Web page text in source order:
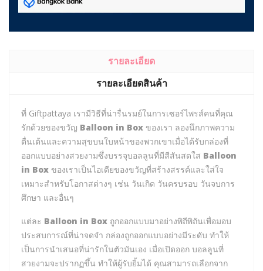
รายละเอียด
รายละเอียดสินค้า
ที่ Giftpattaya เรามีวิธีที่น่ารื่นรมย์ในการเซอร์ไพรส์คนที่คุณ
รักด้วยของขวัญ Balloon in Box ของเรา ลองนึกภาพความ
ตื่นเต้นและความสุขบนใบหน้าของพวกเขาเมื่อได้รับกล่องที่
ออกแบบอย่างสวยงามซึ่งบรรจุบอลลูนที่มีสีสันสดใส Balloon
in Box ของเราเป็นไอเดียของขวัญที่สร้างสรรค์และใส่ใจ
เหมาะสำหรับโอกาสต่างๆ เช่น วันเกิด วันครบรอบ วันจบการ
ศึกษา และอื่นๆ
แต่ละ Balloon in Box ถูกออกแบบมาอย่างพิถีพิถันเพื่อมอบ
ประสบการณ์ที่น่าจดจำ กล่องถูกออกแบบอย่างมีระดับ ทำให้
เป็นการนำเสนอที่น่ารักในตัวมันเอง เมื่อเปิดออก บอลลูนที่
สวยงามจะปรากฏขึ้น ทำให้ผู้รับยิ้มได้ คุณสามารถเลือกจาก